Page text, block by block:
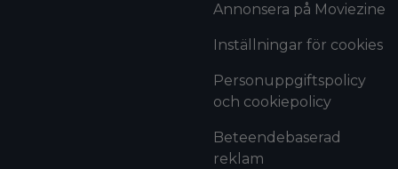
Annonsera på Moviezine
Inställningar för cookies
Personuppgiftspolicy
och cookiepolicy
Beteendebaserad
reklam